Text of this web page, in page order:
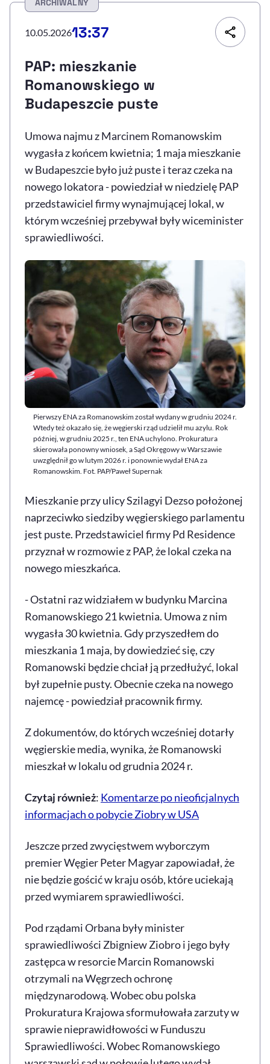
Sprawdź, jak i dlaczego zwiększamy dostępność , otwiera się w nowym
Deklaracja dostępności , otwiera się w nowym oknie
Zgłoś problem
, otwiera się w
ARCHIWALNY
10.05.202613:37
PAP: mieszkanie
Romanowskiego w
Budapeszcie puste
Umowa najmu z Marcinem Romanowskim
wygasła z końcem kwietnia; 1 maja mieszkanie
w Budapeszcie było już puste i teraz czeka na
nowego lokatora - powiedział w niedzielę PAP
przedstawiciel firmy wynajmującej lokal, w
którym wcześniej przebywał były wiceminister
sprawiedliwości.
Pierwszy ENA za Romanowskim został wydany w grudniu 2024 r.
Wtedy też okazało się, że węgierski rząd udzielił mu azylu. Rok
później, w grudniu 2025 r., ten ENA uchylono. Prokuratura
skierowała ponowny wniosek, a Sąd Okręgowy w Warszawie
uwzględnił go w lutym 2026 r. i ponownie wydał ENA za
Romanowskim. Fot. PAP/Paweł Supernak
Mieszkanie przy ulicySzilagyi Dezsopołożonej
naprzeciwko siedziby węgierskiego parlamentu
jest puste. Przedstawiciel firmy Pd Residence
przyznał w rozmowie z PAP, że lokal czeka na
nowego mieszkańca.
- Ostatni raz widziałem w budynku Marcina
Romanowskiego 21 kwietnia. Umowa z nim
wygasła 30 kwietnia. Gdy przyszedłem do
mieszkania 1 maja, by dowiedzieć się, czy
Romanowski będzie chciał ją przedłużyć, lokal
był zupełnie pusty. Obecnie czeka na nowego
najemcę - powiedział pracownik firmy.
Z dokumentów, do których wcześniej dotarły
węgierskie media, wynika, że Romanowski
mieszkał w lokalu od grudnia 2024 r.
Czytaj również: Komentarze po nieoficjalnych
informacjach o pobycie Ziobry w USA
Jeszcze przed zwycięstwem wyborczym
premier Węgier PeterMagyarzapowiadał, że
nie będzie gościć w kraju osób, które uciekają
przed wymiarem sprawiedliwości.
Pod rządami Orbana były minister
sprawiedliwości Zbigniew Ziobro i jego były
zastępca w resorcie Marcin Romanowski
otrzymali na Węgrzech ochronę
międzynarodową. Wobec obu polska
Prokuratura Krajowa sformułowała zarzuty w
sprawie nieprawidłowości w Funduszu
Sprawiedliwości. Wobec Romanowskiego